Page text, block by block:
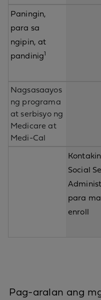
Paningin,
para sa
ngipin, at
pandinig1
Nagsasaayos
ng programa
at serbisyo ng
Medicare at
Medi-Cal
Social
para
enroll
Pag-aralan ang